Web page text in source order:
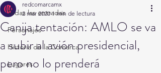
Todas las entradas
Personajes
Historia de la Comarca
Lugares
Canija tentación: AMLO se va
a subir al avión presidencial,
pero no lo prenderá
redcomarcamx
2 mar 2020 1 min de lectura